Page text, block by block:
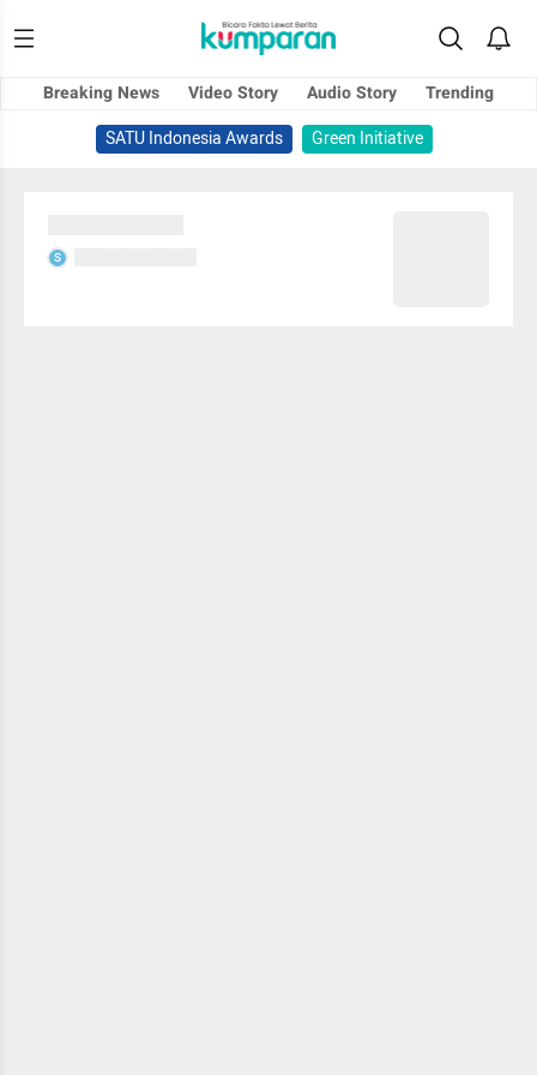
Breaking News Video Story Audio Story
Trending
SATU Indonesia Awards
Green Initiative
S